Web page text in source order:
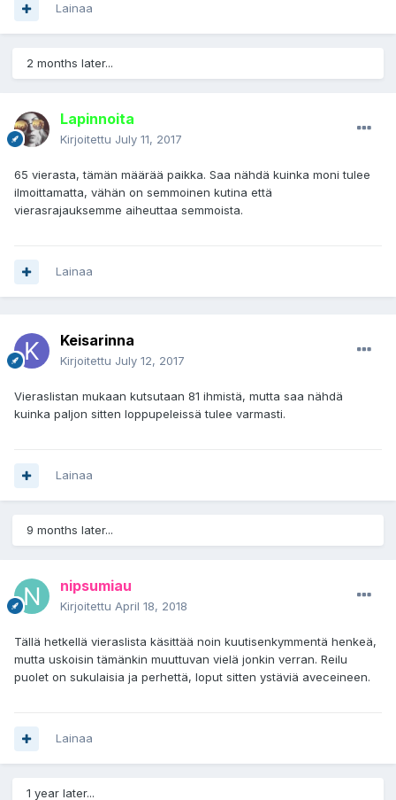
Lainaa
2 months later...
Lapinnoita
Kirjoitettu July 11, 2017
65 vierasta, tämän määrää paikka. Saa nähdä kuinka moni tulee
ilmoittamatta, vähän on semmoinen kutina että
vierasrajauksemme aiheuttaa semmoista.
Lainaa
Keisarinna
Kirjoitettu July 12, 2017
Vieraslistan mukaan kutsutaan 81 ihmistä, mutta saa nähdä
kuinka paljon sitten loppupeleissä tulee varmasti.
Lainaa
9 months later...
nipsumiau
Kirjoitettu April 18, 2018
Tällä hetkellä vieraslista käsittää noin kuutisenkymmentä henkeä,
mutta uskoisin tämänkin muuttuvan vielä jonkin verran. Reilu
puolet on sukulaisia ja perhettä, loput sitten ystäviä aveceineen.
Lainaa
1 year later...